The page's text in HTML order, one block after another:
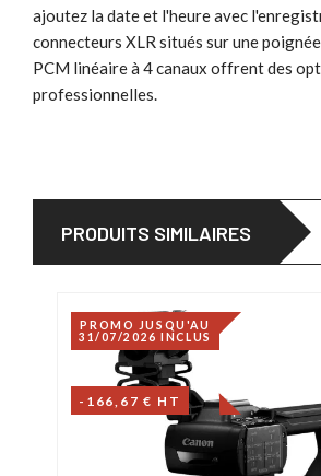
ajoutez la date et l'heure avec
connecteurs XLR situés sur une
PCM linéaire à 4 canaux offrent des
professionnelles.
PRODUITS SIMILAIRES
PROMO JUSQU'AU
31/07/2026 INCLUS
-166,67 € HT